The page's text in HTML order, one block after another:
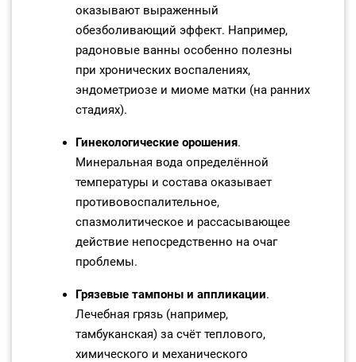
оказывают выраженный
обезболивающий эффект. Например,
радоновые ванны особенно полезны
при хронических воспалениях,
эндометриозе и миоме матки (на ранних
стадиях).
Гинекологические орошения.
Минеральная вода определённой
температуры и состава оказывает
противовоспалительное,
спазмолитическое и рассасывающее
действие непосредственно на очаг
проблемы.
Грязевые тампоны и аппликации.
Лечебная грязь (например,
тамбуканская) за счёт теплового,
химического и механического